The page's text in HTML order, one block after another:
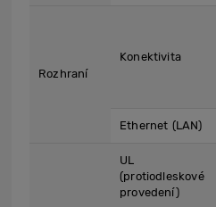
Rozhraní
Konektivita
Ethernet (LAN)
UL
(protiodleskové
provedení)